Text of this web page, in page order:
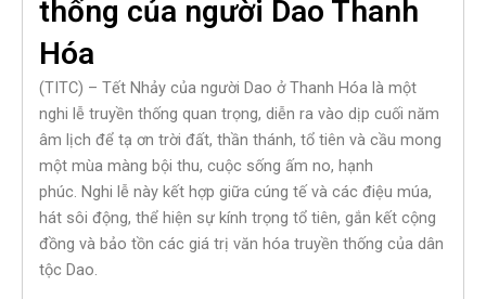
thống của người Dao Thanh
Hóa
(TITC) – Tết Nhảy của người Dao ở Thanh Hóa là một
nghi lễ truyền thống quan trọng, diễn ra vào dịp cuối năm
âm lịch để tạ ơn trời đất, thần thánh, tổ tiên và cầu mong
một mùa màng bội thu, cuộc sống ấm no, hạnh
phúc. Nghi lễ này kết hợp giữa cúng tế và các điệu múa,
hát sôi động, thể hiện sự kính trọng tổ tiên, gắn kết cộng
đồng và bảo tồn các giá trị văn hóa truyền thống của dân
tộc Dao.